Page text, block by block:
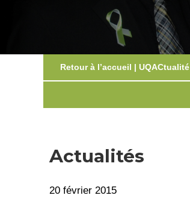
Retour à l’accueil | UQACtualité
Actualités
20 février 2015